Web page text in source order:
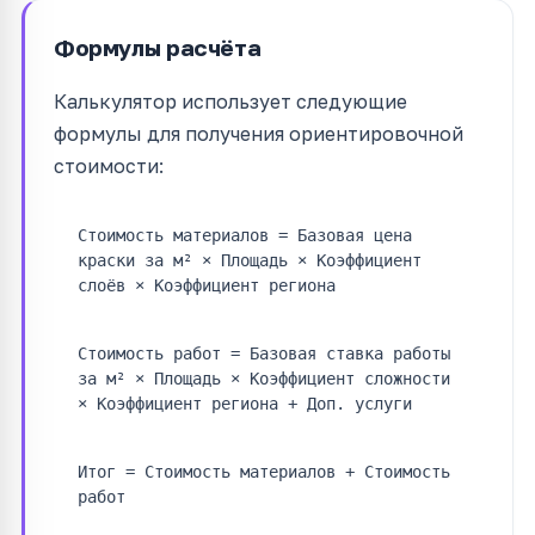
Формулы расчёта
Калькулятор использует следующие
формулы для получения ориентировочной
стоимости:
Стоимость материалов = Базовая цена
краски за м² × Площадь × Коэффициент
слоёв × Коэффициент региона
Стоимость работ = Базовая ставка работы
за м² × Площадь × Коэффициент сложности
× Коэффициент региона + Доп. услуги
Итог = Стоимость материалов + Стоимость
работ